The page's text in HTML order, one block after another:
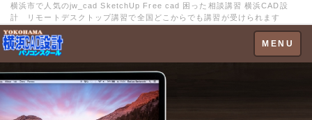
横浜市で人気のjw_cad SketchUp Free cad 困った相談講習 横浜CAD設
計 リモートデスクトップ講習で全国どこからでも講習が受けられます
Toggle
navigation
MENU